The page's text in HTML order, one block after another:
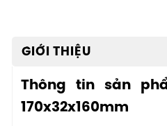
GIỚI THIỆU
Thông tin sản
170x32x160mm